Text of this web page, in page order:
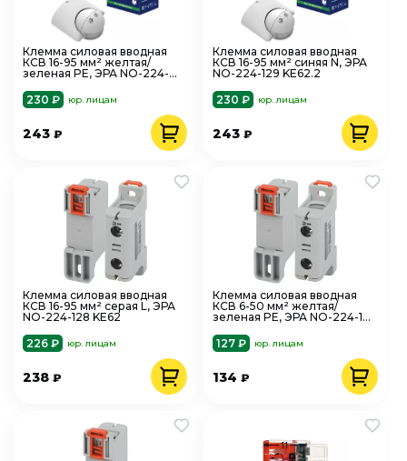
Клемма силовая вводная
КСВ 16-95 мм² желтая/
зеленая PE, ЭРА NO-224-
230 ₽
юр. лицам
243 ₽
Клемма силовая вводная
КСВ 16-95 мм² синяя N, ЭРА
NO-224-129 KE62.2
230 ₽
юр. лицам
243₽
Клемма силовая вводная
КСВ 16-95 мм² серая L, ЭРА
NO-224-128 KE62
226 ₽
юр. лицам
238 ₽
Клемма силовая вводная
КСВ 6-50 мм² желтая/
зеленая PE, ЭРА NO-224-127
127 ₽
юр. лицам
134₽